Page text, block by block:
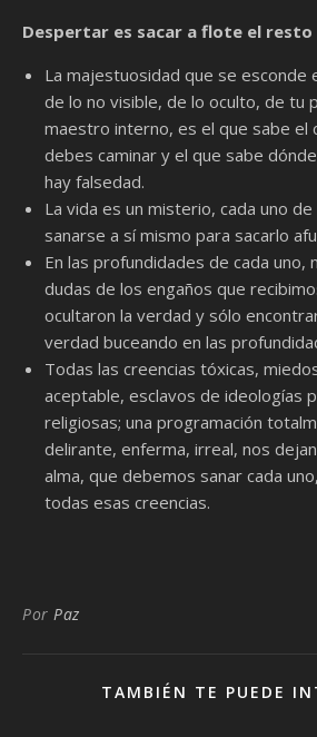
Despertar es sacar a flote el
La majestuosidad que se esconde
de lo no visible, de lo oculto, de tu
maestro interno, es el que sabe el
debes caminar y el que sabe
hay falsedad.
La vida es un misterio, cada uno
sanarse a sí mismo para sacarlo
En las profundidades de cada uno,
dudas de los engaños que
ocultaron la verdad y sólo
verdad buceando en las
Todas las creencias tóxicas,
aceptable, esclavos de ideologías
religiosas; una programación
delirante, enferma, irreal, nos
alma, que debemos sanar cada
todas esas creencias.
Por Paz
TAMBIÉN TE PUEDE